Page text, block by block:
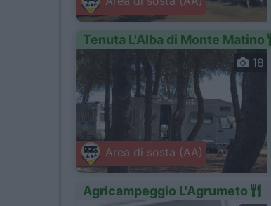
Tenuta L'Alba di Monte Matino
Area di sosta (AA)
18
Agricampeggio L'Agrumeto